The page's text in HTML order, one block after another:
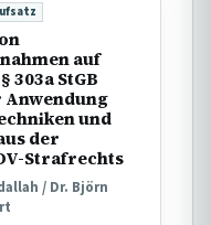
auf
303a StGB
und
der
Strafrechts
/ Dr. Björn